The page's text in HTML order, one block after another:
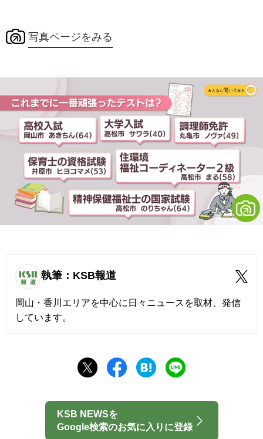
写真ページをみる
執筆：KSB報道
岡山・香川エリアを中心に日々ニュースを取材、発信
しています。
KSB NEWSを
Google検索のお気に入りに登録